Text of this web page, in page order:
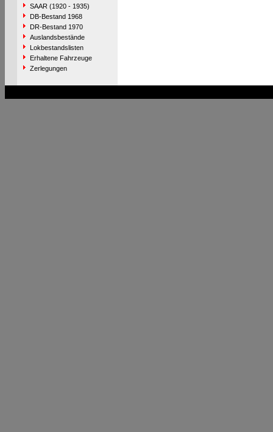
SAAR (1920 - 1935)
DB-Bestand 1968
DR-Bestand 1970
Auslandsbestände
Lokbestandslisten
Erhaltene Fahrzeuge
Zerlegungen